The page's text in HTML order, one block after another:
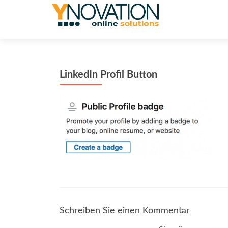
LinkedIn Profil Button
Schreiben Sie einen Kommentar